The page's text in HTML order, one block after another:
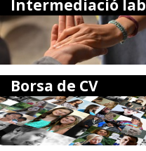
Intermediació
Borsa de CV